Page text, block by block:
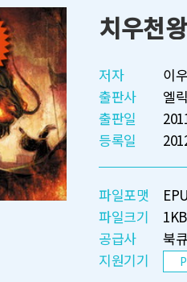
치우천
저자
이
출판사
엘
출판일
등록일
파일포맷
파일크기
1KB
공급사
북
지원기기